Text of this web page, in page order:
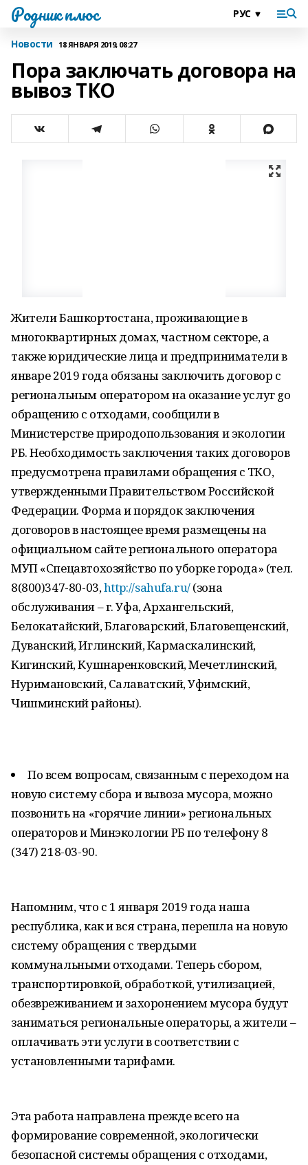
Родник плюс
Новости 18 ЯНВАРЯ 2019, 08:27
Пора заключать договора на
вывоз ТКО
Жители Башкортостана, проживающие в
многоквартирных домах, частном секторе, а
также юридические лица и предприниматели в
январе 2019 года обязаны заключить договор с
региональным оператором на оказание услуг gо
обращению с отходами, сообщили в
Министерстве природопользования и экологии
РБ. Необходимость заключения таких договоров
предусмотрена правилами обращения с ТКО,
утвержденными Правительством Российской
Федерации. Форма и порядок заключения
договоров в настоящее время размещены на
официальном сайте регионального оператора
МУП «Спецавтохозяйство по уборке города» (тел.
8(800)347-80-03,http://sahufa.ru/(зона
обслуживания – г. Уфа, Архангельский,
Белокатайский, Благоварский, Благовещенский,
Дуванский, Иглинский, Кармаскалинский,
Кигинский, Кушнаренковский, Мечетлинский,
Нуримановский, Салаватский, Уфимский,
Чишминский районы).
По всем вопросам, связанным с переходом на
новую систему сбора и вывоза мусора, можно
позвонить на «горячие линии» региональных
операторов и Минэкологии РБ по телефону 8
(347) 218-03-90.
Напомним, что с 1 января 2019 года наша
республика, как и вся страна, перешла на новую
систему обращения с твердыми
коммунальными отходами. Теперь сбором,
транспортировкой, обработкой, утилизацией,
обезвреживанием и захоронением мусора будут
заниматься региональные операторы, а жители –
оплачивать эти услуги в соответствии с
установленными тарифами.
Эта работа направлена прежде всего на
формирование современной, экологически
безопасной системы обращения с отходами,